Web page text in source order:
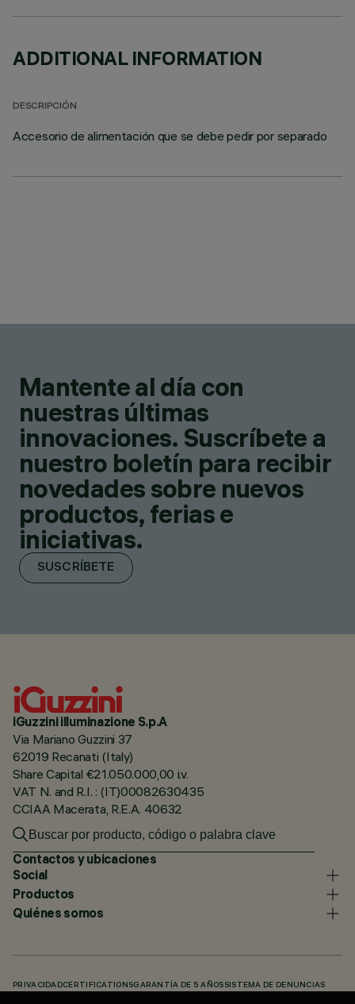
ADDITIONAL INFORMATION
DESCRIPCIÓN
Accesorio de alimentación que se debe pedir por separado
Mantente al día con
nuestras últimas
innovaciones. Suscríbete a
nuestro boletín para recibir
novedades sobre nuevos
productos, ferias e
iniciativas.
SUSCRÍBETE
iGuzzini illuminazione S.p.A
Via Mariano Guzzini 37
62019 Recanati (Italy)
Share Capital €21.050.000,00 i.v.
VAT N. and R.I. : (IT)00082630435
CCIAA Macerata, R.E.A. 40632
Contactos y ubicaciones
Social
Productos
Quiénes somos
PRIVACIDADCERTIFICATIONSGARANTÍA DE 5 AÑOS SISTEMA DE DENUNCIAS